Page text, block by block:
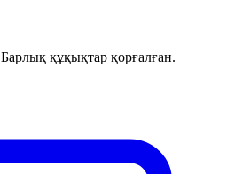
Барлық құқықтар қорғалған.